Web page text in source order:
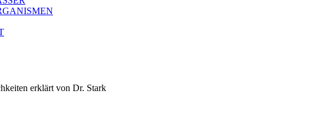
erklärt von Dr. Stark